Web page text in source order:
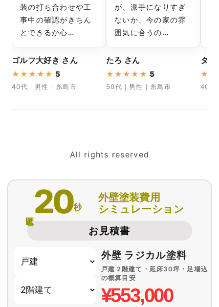
装の打ち合わせや工
事中の確認がきちん
とできるか心…
ゴルフ大好き さん
★ ★ ★ ★ ★ 5
40代｜男性｜糸島市
が、派手になりすぎ
ないか、今の家の雰
囲気に合うの…
たろ さん
★ ★ ★ ★ ★ 5
50代｜男性｜糸島市
タカ
★
40代
All rights reserved
20秒
外壁塗装費用
シミュレーション
お見積書
外壁 ラジカル塗料
戸建 2階建て・延床30坪・足場込
の概算目安
¥553,000